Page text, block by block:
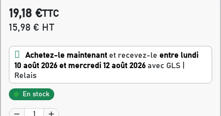
19,18 €TTC
15,98 € HT
Achetez-le maintenant et recevez-le entre lundi
10 août 2026 et mercredi 12 août 2026 avec GLS |
Relais
En stock